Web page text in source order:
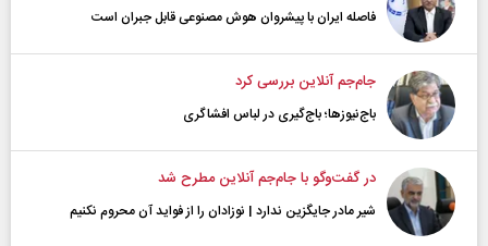
فاصله ایران با پیشرو‌ان هوش مصنوعی قابل جبران است
جام‌جم آنلاین بررسی کرد
باج‌نیوزها؛ باج‌گیری در لباس افشاگری
در گفت‌و‌گو با جام‌جم آنلاین مطرح شد
شیر مادر جایگزین ندارد | نوزادان را از فواید آن محروم نکنیم